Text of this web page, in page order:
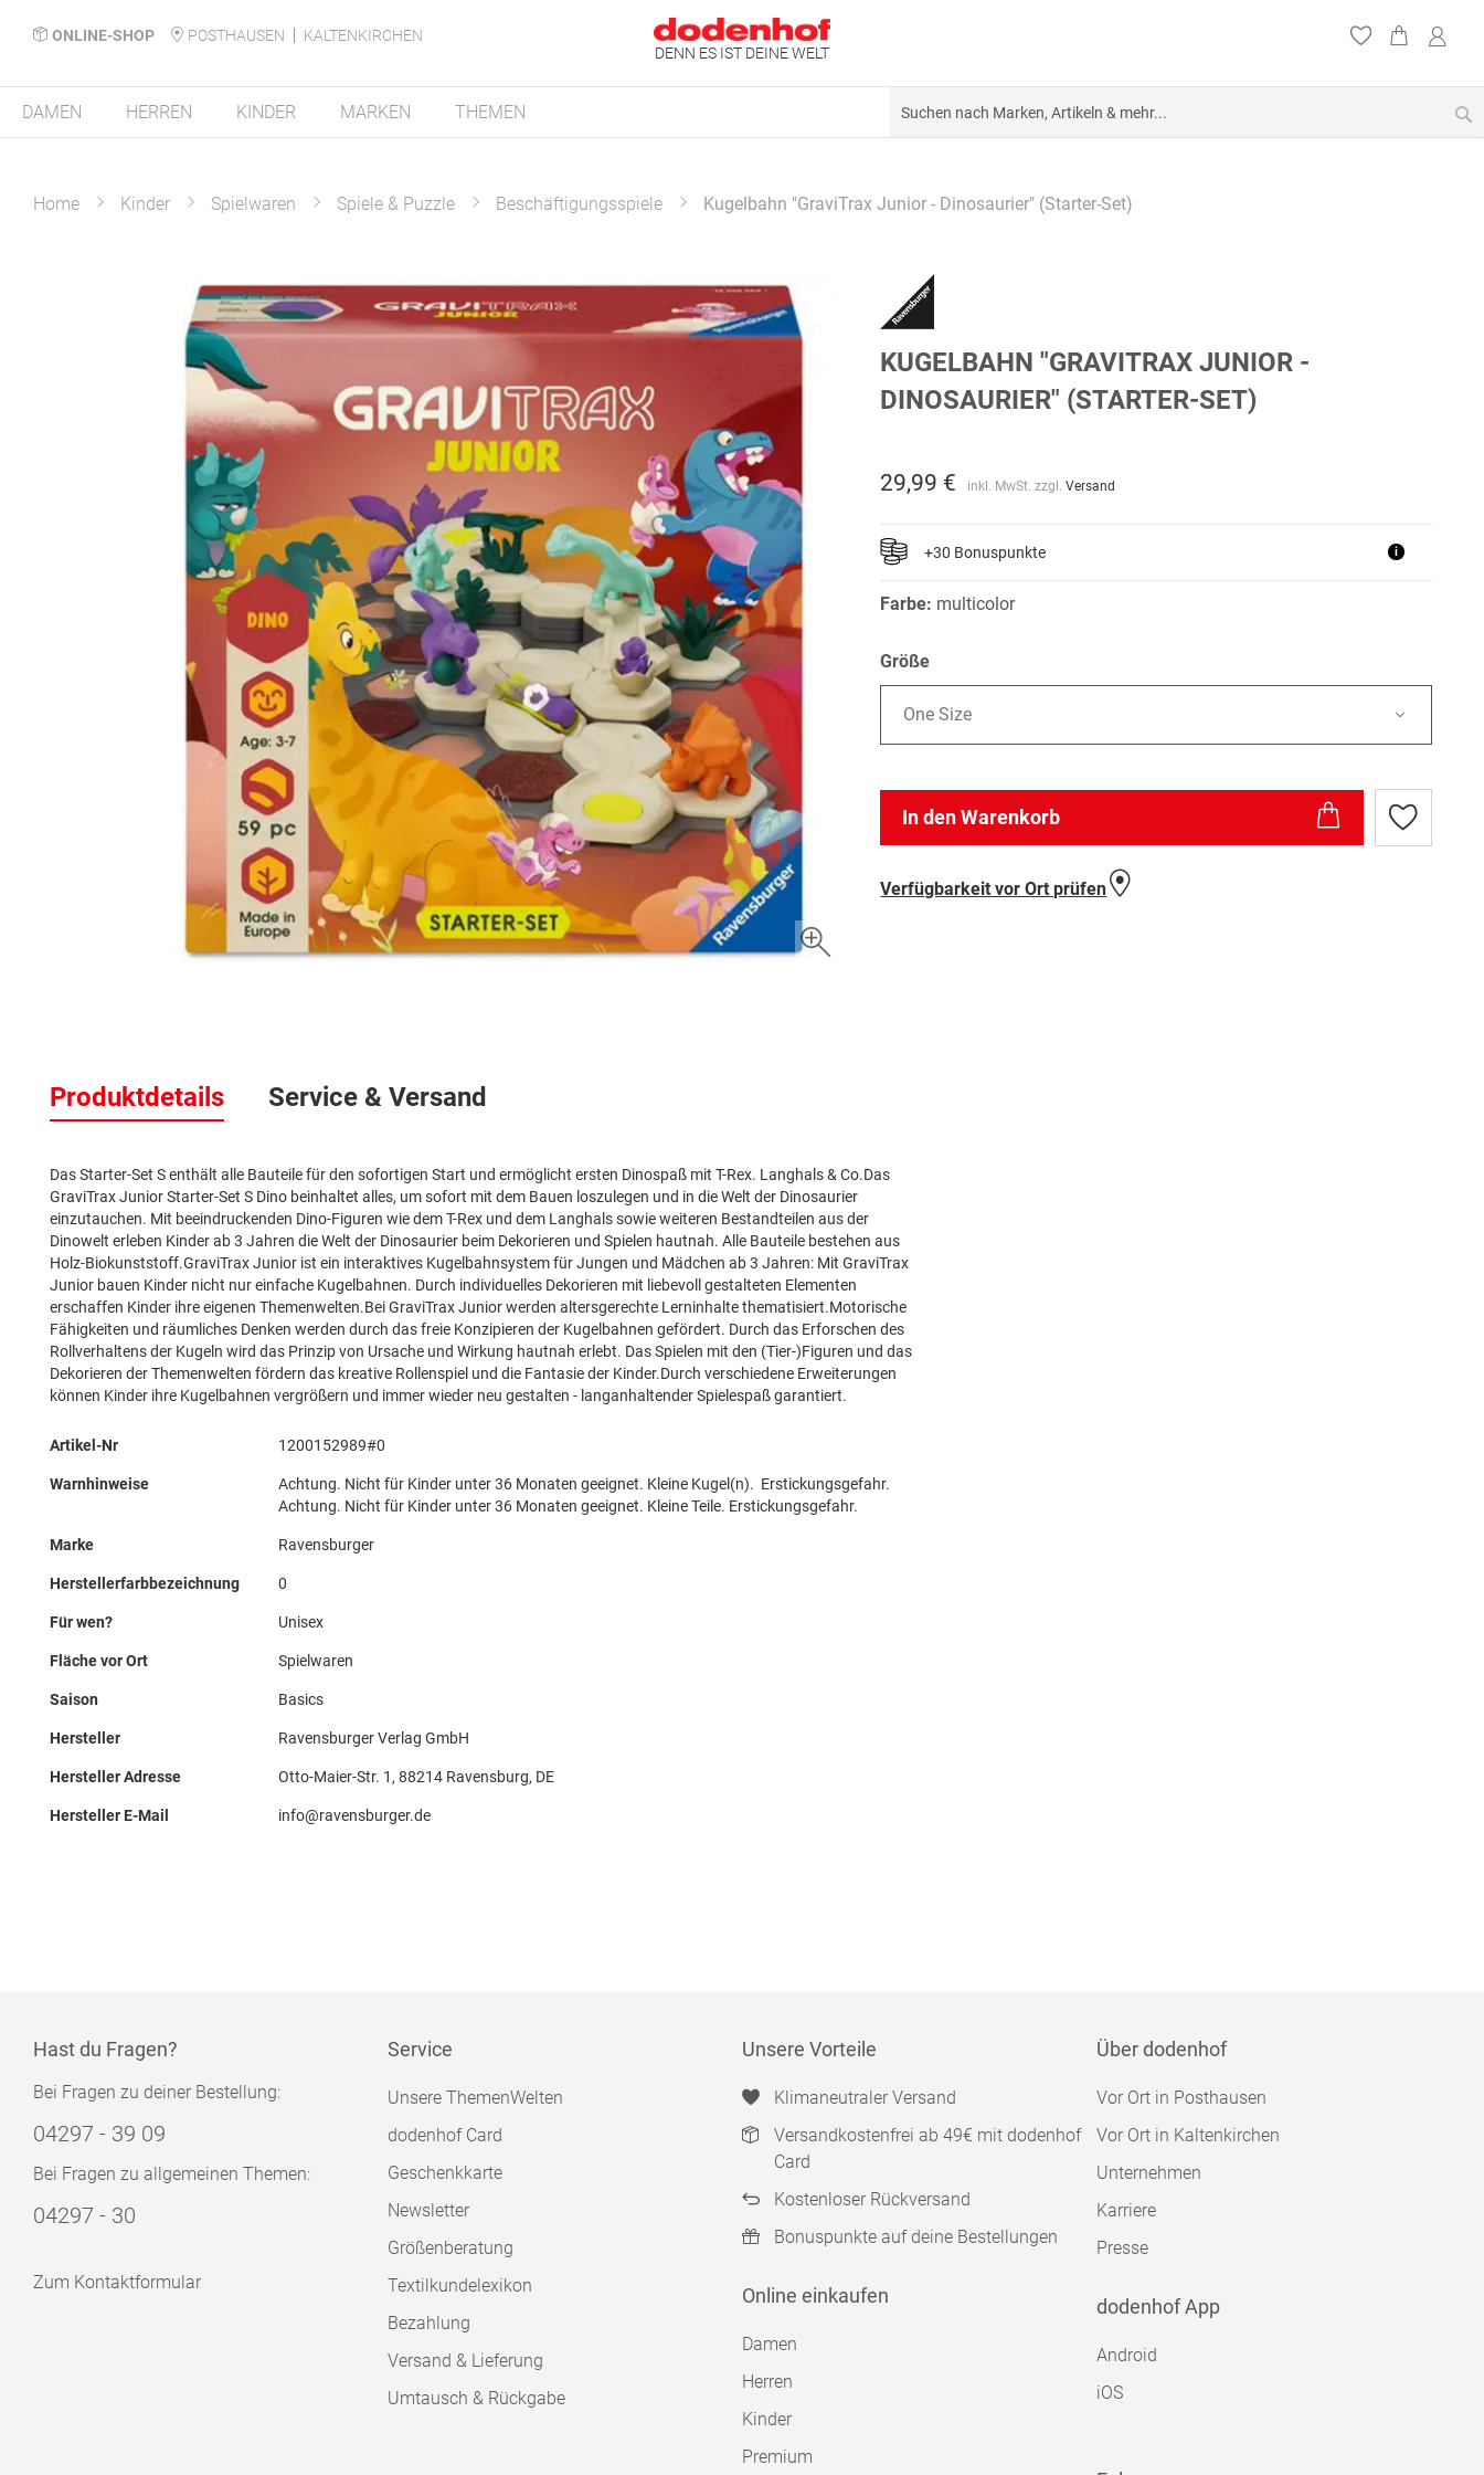
ONLINE-SHOP POSTHAUSEN
KALTENKIRCHEN
DENN ES IST DEINE WELT
DAMEN HERREN KINDER MARKEN THEMEN
Home Kinder Spielwaren Spiele & Puzzle Beschäftigungsspiele Kugelbahn "GraviTrax Junior - Dinosaurier" (Starter-Set)
der
Bildergalerie
KUGELBAHN "GRAVITRAX JUNIOR -
DINOSAURIER" (STARTER-SET)
29,99 € inkl. MwSt. zzgl.Versand
+30 Bonuspunkte i
Farbe: multicolor
Größe
One Size
In den Warenkorb
Zur
Wunschliste
Verfügbarkeit vor Ort prüfen
Produktdetails
Das Starter-Set S enthält alle Bauteile für den sofortigen Start und ermöglicht ersten Dinospaß mit T-Rex. Langhals & Co.Das
GraviTrax Junior Starter-Set S Dino beinhaltet alles, um sofort mit dem Bauen loszulegen und in die Welt der Dinosaurier
einzutauchen. Mit beeindruckenden Dino-Figuren wie dem T-Rex und dem Langhals sowie weiteren Bestandteilen aus der
Dinowelt erleben Kinder ab 3 Jahren die Welt der Dinosaurier beim Dekorieren und Spielen hautnah. Alle Bauteile bestehen aus
Holz-Biokunststoff.GraviTrax Junior ist ein interaktives Kugelbahnsystem für Jungen und Mädchen ab 3 Jahren: Mit GraviTrax
Junior bauen Kinder nicht nur einfache Kugelbahnen. Durch individuelles Dekorieren mit liebevoll gestalteten Elementen
erschaffen Kinder ihre eigenen Themenwelten.Bei GraviTrax Junior werden altersgerechte Lerninhalte thematisiert.Motorische
Fähigkeiten und räumliches Denken werden durch das freie Konzipieren der Kugelbahnen gefördert. Durch das Erforschen des
Rollverhaltens der Kugeln wird das Prinzip von Ursache und Wirkung hautnah erlebt. Das Spielen mit den (Tier-)Figuren und das
Dekorieren der Themenwelten fördern das kreative Rollenspiel und die Fantasie der Kinder.Durch verschiedene Erweiterungen
können Kinder ihre Kugelbahnen vergrößern und immer wieder neu gestalten - langanhaltender Spielespaß garantiert.
Mehr
Artikel-Nr 1200152989#0
Warnhinweise
Achtung. Nicht für Kinder unter 36 Monaten geeignet. Kleine Kugel(n). Erstickungsgefahr.
Achtung. Nicht für Kinder unter 36 Monaten geeignet. Kleine Teile. Erstickungsgefahr.
Marke Ravensburger
Herstellerfarbbezeichnung 0
Für wen? Unisex
Fläche vor Ort Spielwaren
Saison Basics
Hersteller Ravensburger Verlag GmbH
Hersteller Adresse Otto-Maier-Str. 1, 88214 Ravensburg, DE
Hersteller E-Mail info@ravensburger.de
Service & Versand
Hast du Fragen?
Bei Fragen zu deiner Bestellung:
04297 - 39 09
Bei Fragen zu allgemeinen Themen:
04297 - 30
Zum Kontaktformular
Service
Unsere ThemenWelten
dodenhof Card
Geschenkkarte
Newsletter
Größenberatung
Textilkundelexikon
Bezahlung
Versand & Lieferung
Umtausch & Rückgabe
Unsere Vorteile
Klimaneutraler Versand
Versandkostenfrei ab 49€ mit dodenhof
Card
Kostenloser Rückversand
Bonuspunkte auf deine Bestellungen
Online einkaufen
Damen
Herren
Kinder
Premium
Über dodenhof
Vor Ort in Posthausen
Vor Ort in Kaltenkirchen
Unternehmen
Karriere
Presse
dodenhof App
Android
iOS